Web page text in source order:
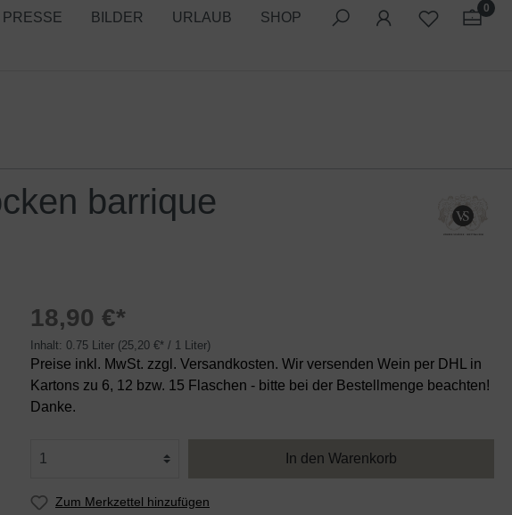
PRESSE BILDER URLAUB SHOP
0
barrique
18,90 €*
Inhalt: 0.75 Liter (25,20 €* / 1 Liter)
Preise inkl. MwSt. zzgl. Versandkosten. Wir versenden Wein per DHL in
Kartons zu 6, 12 bzw. 15 Flaschen - bitte bei der Bestellmenge beachten!
Danke.
In den Warenkorb
Zum Merkzettel hinzufügen